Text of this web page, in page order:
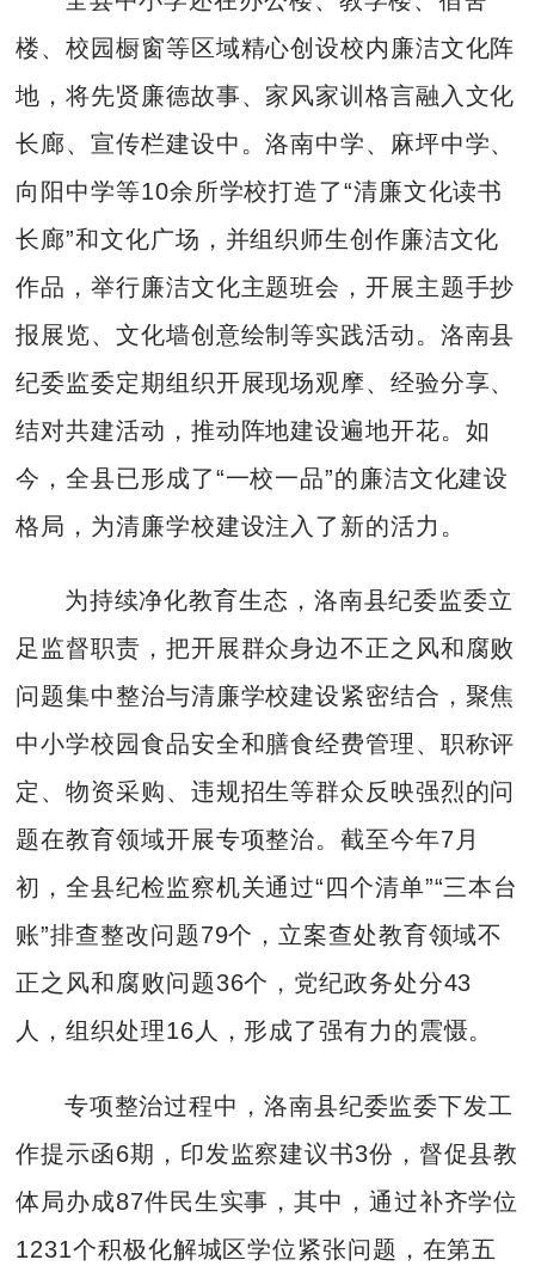
楼、校园橱窗等区域精心创设校内廉洁文化阵
地，将先贤廉德故事、家风家训格言融入文化
长廊、宣传栏建设中。洛南中学、麻坪中学、
向阳中学等10余所学校打造了“清廉文化读书
长廊”和文化广场，并组织师生创作廉洁文化
作品，举行廉洁文化主题班会，开展主题手抄
报展览、文化墙创意绘制等实践活动。洛南县
纪委监委定期组织开展现场观摩、经验分享、
结对共建活动，推动阵地建设遍地开花。如
今，全县已形成了“一校一品”的廉洁文化建设
格局，为清廉学校建设注入了新的活力。
为持续净化教育生态，洛南县纪委监委立
足监督职责，把开展群众身边不正之风和腐败
问题集中整治与清廉学校建设紧密结合，聚焦
中小学校园食品安全和膳食经费管理、职称评
定、物资采购、违规招生等群众反映强烈的问
题在教育领域开展专项整治。截至今年7月
初，全县纪检监察机关通过“四个清单”“三本台
账”排查整改问题79个，立案查处教育领域不
正之风和腐败问题36个，党纪政务处分43
人，组织处理16人，形成了强有力的震慑。
专项整治过程中，洛南县纪委监委下发工
作提示函6期，印发监察建议书3份，督促县教
体局办成87件民生实事，其中，通过补齐学位
1231个积极化解城区学位紧张问题，在第五